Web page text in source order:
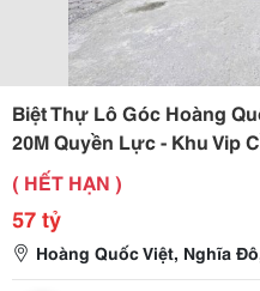
Biệt Thự Lô Góc Hoàng
20M Quyền Lực - Khu Vip
( HẾT HẠN )
57 tỷ
Hoàng Quốc Việt, Nghĩa